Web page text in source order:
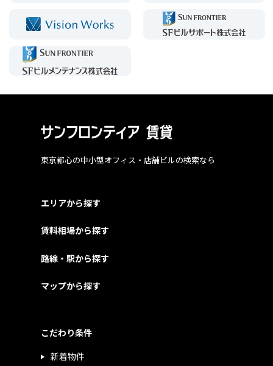
東京都心の中小型オフィス・店舗ビルの検索なら
エリアから探す
賃料相場から探す
路線・駅から探す
マップから探す
こだわり条件
新着物件